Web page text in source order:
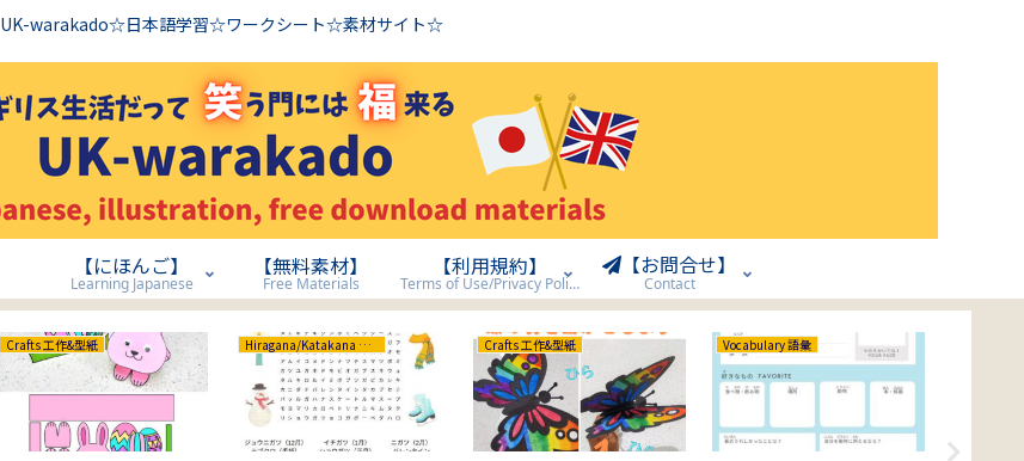
UK-warakado☆日本語学習☆ワークシート☆素材サイト☆
【にほんご】
Learning Japanese
【無料素材】
Free Materials
【利用規約】
Terms of Use/Privacy Policy
【お問合せ】
Contact
Crafts 工作&型紙 Hiragana/Katakana ひらがな/カタカナ Crafts 工作&型紙 Vocabulary 語彙